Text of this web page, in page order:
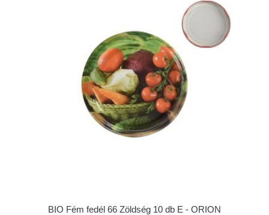
BIO Fém fedél 66 Zöldség 10 db E - ORION